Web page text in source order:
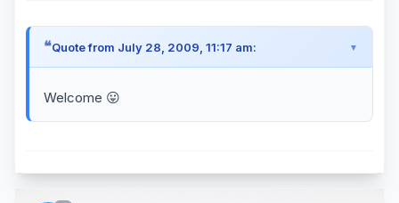
Quote from July 28, 2009, 11:17 am:
Welcome 😛